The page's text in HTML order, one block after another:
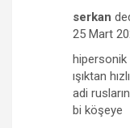
serkan
25 Mart
hipersonik
ışıktan
adi
bi köşeye